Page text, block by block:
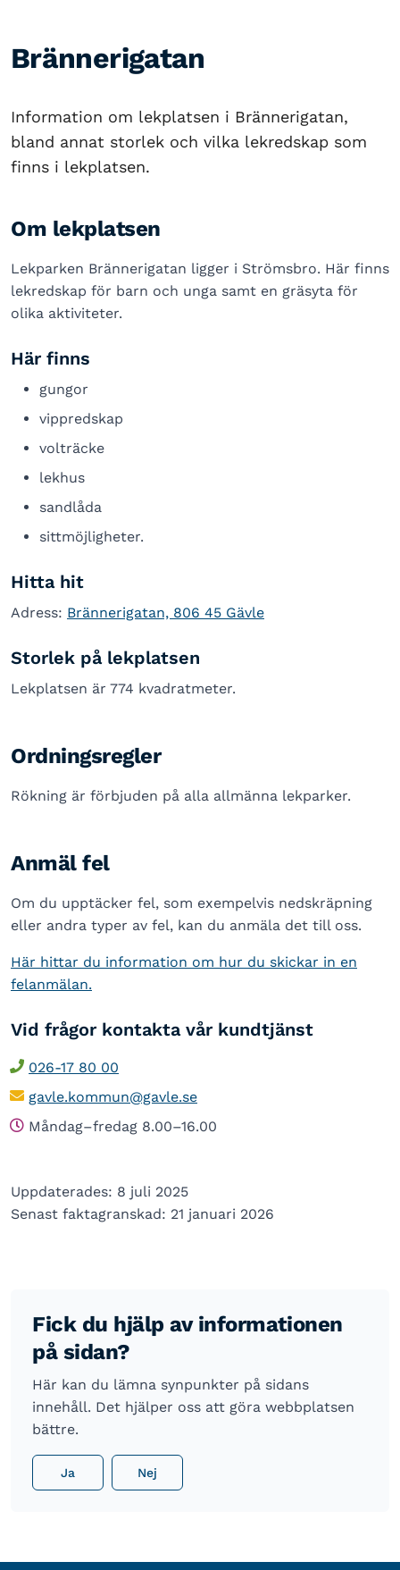
Brännerigatan
Information om lekplatsen i Brännerigatan,
bland annat storlek och vilka lekredskap som
finns i lekplatsen.
Om lekplatsen
Lekparken Brännerigatan ligger i Strömsbro. Här finns
lekredskap för barn och unga samt en gräsyta för
olika aktiviteter.
Här finns
gungor
vippredskap
volträcke
lekhus
sandlåda
sittmöjligheter.
Hitta hit
Adress: Brännerigatan, 806 45 Gävle
Storlek på lekplatsen
Lekplatsen är 774 kvadratmeter.
Ordningsregler
Rökning är förbjuden på alla allmänna lekparker.
Anmäl fel
Om du upptäcker fel, som exempelvis nedskräpning
eller andra typer av fel, kan du anmäla det till oss.
Här hittar du information om hur du skickar in en
felanmälan.
Vid frågor kontakta vår kundtjänst
026-17 80 00
gavle.kommun@gavle.se
Måndag–fredag 8.00–16.00
Uppdaterades: 8 juli 2025
Senast faktagranskad: 21 januari 2026
Fick du hjälp av informationen
på sidan?
Här kan du lämna synpunkter på sidans
innehåll. Det hjälper oss att göra webbplatsen
bättre.
Ja Nej